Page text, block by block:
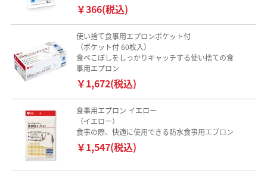
￥366(税込)
使い捨て食事用エプロンポケット付
（ポケット付 60枚入）
食べこぼしをしっかりキャッチする使い捨ての食
事用エプロン
￥1,672(税込)
食事用エプロン イエロー
（イエロー）
食事の際、快適に使用できる防水食事用エプロン
￥1,547(税込)